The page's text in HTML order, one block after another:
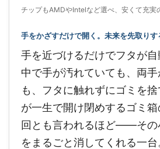
チップもAMDやIntelなど選べ、安くて充実
手をかざすだけで開く。未来を先取りす
手を近づけるだけでフタが
中で手が汚れていても、両
も、フタに触れずにゴミを
が一生で開け閉めするゴミ
回とも言われるほど——その
をまるごと消してくれる一